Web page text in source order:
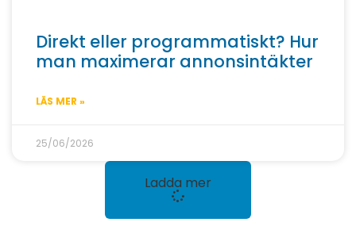
Direkt eller programmatiskt? Hur
man maximerar annonsintäkter
LÄS MER »
25/06/2026
Ladda mer